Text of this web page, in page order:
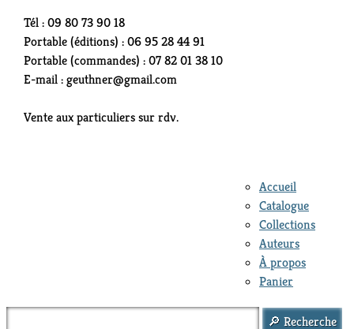
Tél : 09 80 73 90 18
Portable (éditions) : 06 95 28 44 91
Portable (commandes) : 07 82 01 38 10
E-mail : geuthner@gmail.com
Vente aux particuliers sur rdv.
Accueil
Catalogue
Collections
Auteurs
À propos
Panier